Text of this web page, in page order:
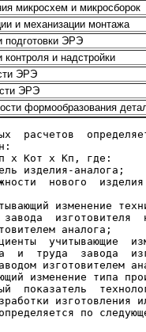
микросхем и микросборок
и механизации монтажа
подготовки ЭРЭ
и надстройки
ЭРЭ
ЭРЭ
формообразования
расчетов
х Кот х Кп, где:
изделия-аналога;
нового
изменение
изготовителя
аналога;
учитывающие
и  труда  завода
изготовителем
изменение типа
показатель
изготовления
по